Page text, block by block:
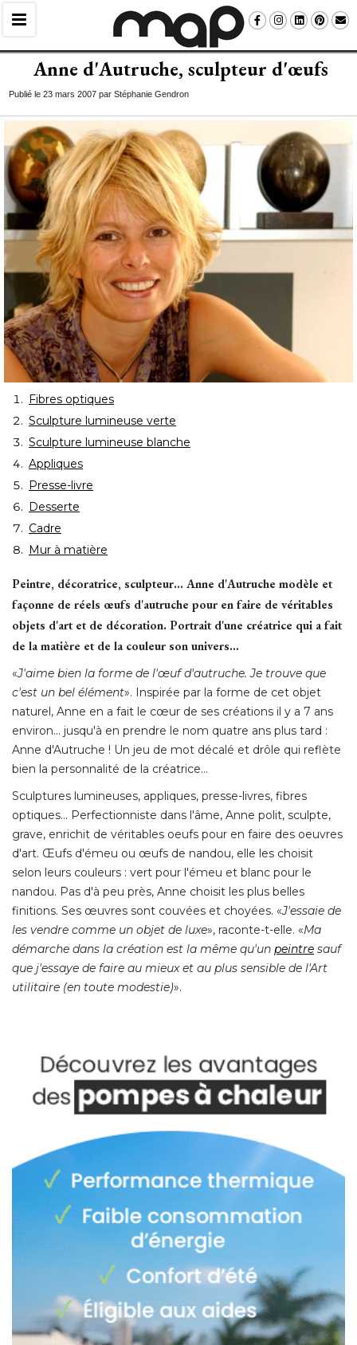
Anne d'Autruche, sculpteur d'œufs
Publié le 23 mars 2007 par Stéphanie Gendron
Fibres optiques
Sculpture lumineuse verte
Sculpture lumineuse blanche
Appliques
Presse-livre
Desserte
Cadre
Mur à matière
Peintre, décoratrice, sculpteur… Anne d'Autruche modèle et
façonne de réels œufs d'autruche pour en faire de véritables
objets d'art et de décoration. Portrait d'une créatrice qui a fait
de la matière et de la couleur son univers…
«J'aime bien la forme de l'œuf d'autruche. Je trouve que
c'est un bel élément». Inspirée par la forme de cet objet
naturel, Anne en a fait le cœur de ses créations il y a 7 ans
environ... jusqu'à en prendre le nom quatre ans plus tard :
Anne d'Autruche ! Un jeu de mot décalé et drôle qui reflète
bien la personnalité de la créatrice…
Sculptures lumineuses, appliques, presse-livres, fibres
optiques… Perfectionniste dans l'âme, Anne polit, sculpte,
grave, enrichit de véritables oeufs pour en faire des oeuvres
d'art. Œufs d'émeu ou œufs de nandou, elle les choisit
selon leurs couleurs : vert pour l'émeu et blanc pour le
nandou. Pas d'à peu près, Anne choisit les plus belles
finitions. Ses œuvres sont couvées et choyées. «J'essaie de
les vendre comme un objet de luxe», raconte-t-elle. «Ma
démarche dans la création est la même qu'un peintre sauf
que j'essaye de faire au mieux et au plus sensible de l'Art
utilitaire (en toute modestie)».